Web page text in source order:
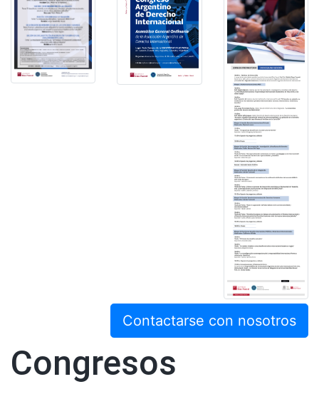
Contactarse con nosotros
Congresos